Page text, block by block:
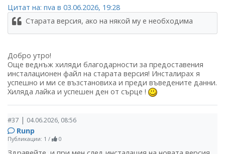
Цитат на: nva в 03.06.2026, 19:28
Старата версия, ако на някой му е необходима
Добро утро!
Още веднъж хиляди благодарности за предоставения
инсталационен файл на старата версия! Инсталирах я
успешно и ми се възстановиха и преди въведените данни.
Хиляда лайка и успешен ден от сърце !
#37 | 04.06.2026, 08:56
Runp
Публикации: 1 / 0